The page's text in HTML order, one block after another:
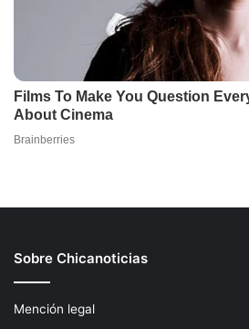
Sobre Chicanoticias
Mención legal